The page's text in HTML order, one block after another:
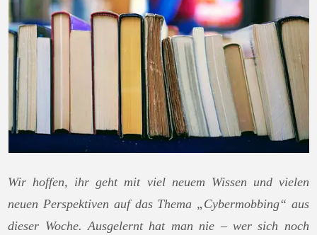
Wir hoffen, ihr geht mit viel neuem Wissen und vielen
neuen Perspektiven auf das Thema „Cybermobbing“ aus
dieser Woche. Ausgelernt hat man nie – wer sich noch